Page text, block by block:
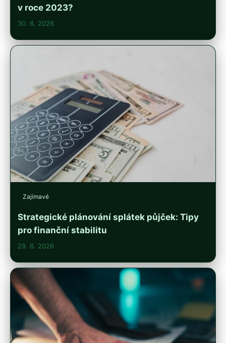
v roce 2023?
30. 6. 2026
Zajímavé
Strategické plánování splátek půjček: Tipy
pro finanční stabilitu
29. 6. 2026